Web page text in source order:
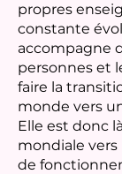
propres
constante
accompagne
personnes et
faire la
monde vers
Elle est donc
mondiale
de